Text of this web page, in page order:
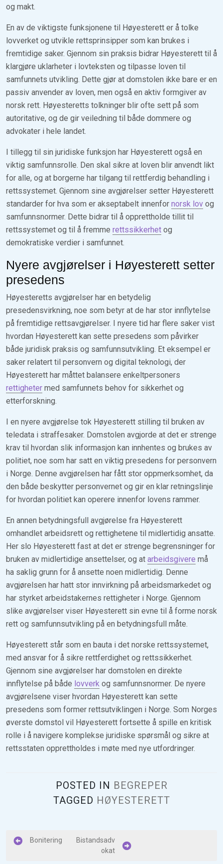
og makt.
En av de viktigste funksjonene til Høyesterett er å tolke
lovverket og utvikle rettsprinsipper som kan brukes i
fremtidige saker. Gjennom sin praksis bidrar Høyesterett til å
klargjøre uklarheter i lovteksten og tilpasse loven til
samfunnets utvikling. Dette gjør at domstolen ikke bare er en
passiv anvender av loven, men også en aktiv formgiver av
norsk rett. Høyesteretts tolkninger blir ofte sett på som
autoritative, og de gir veiledning til både dommere og
advokater i hele landet.
I tillegg til sin juridiske funksjon har Høyesterett også en
viktig samfunnsrolle. Den skal sikre at loven blir anvendt likt
for alle, og at borgerne har tilgang til rettferdig behandling i
rettssystemet. Gjennom sine avgjørelser setter Høyesterett
standarder for hva som er akseptabelt innenfor norsk lov og
samfunnsnormer. Dette bidrar til å opprettholde tillit til
rettssystemet og til å fremme rettssikkerhet og
demokratiske verdier i samfunnet.
Nyere avgjørelser i Høyesterett setter
presedens
Høyesteretts avgjørelser har en betydelig
presedensvirkning, noe som betyr at de har stor innflytelse
på fremtidige rettsavgjørelser. I nyere tid har flere saker vist
hvordan Høyesterett kan sette presedens som påvirker
både juridisk praksis og samfunnsutvikling. Et eksempel er
saker relatert til personvern og digital teknologi, der
Høyesterett har måttet balansere enkeltpersoners
rettigheter med samfunnets behov for sikkerhet og
etterforskning.
I en nyere avgjørelse tok Høyesterett stilling til bruken av
teledata i straffesaker. Domstolen avgjorde at det er strenge
krav til hvordan slik informasjon kan innhentes og brukes av
politiet, noe som har satt en viktig presedens for personvern
i Norge. Denne avgjørelsen har fått stor oppmerksomhet, da
den både beskytter personvernet og gir en klar retningslinje
for hvordan politiet kan operere innenfor lovens rammer.
En annen betydningsfull avgjørelse fra Høyesterett
omhandlet arbeidsrett og rettighetene til midlertidig ansatte.
Her slo Høyesterett fast at det er strenge begrensninger for
bruken av midlertidige ansettelser, og at arbeidsgivere må
ha saklig grunn for å ansette noen midlertidig. Denne
avgjørelsen har hatt stor innvirkning på arbeidsmarkedet og
har styrket arbeidstakernes rettigheter i Norge. Gjennom
slike avgjørelser viser Høyesterett sin evne til å forme norsk
rett og samfunnsutvikling på en betydningsfull måte.
Høyesterett står som en bauta i det norske rettssystemet,
med ansvar for å sikre rettferdighet og rettssikkerhet.
Gjennom sine avgjørelser har domstolen en direkte
innflytelse på både lovverk og samfunnsnormer. De nyere
avgjørelsene viser hvordan Høyesterett kan sette
presedens som former rettsutviklingen i Norge. Som Norges
øverste domstol vil Høyesterett fortsette å spille en kritisk
rolle i å navigere komplekse juridiske spørsmål og sikre at
rettsstaten opprettholdes i møte med nye utfordringer.
POSTED IN BEGREPER
TAGGED HØYESTERETT
I
Bonitering
Bistandsadv
okat